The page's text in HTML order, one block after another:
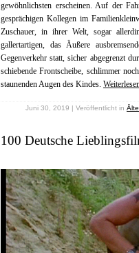
gewöhnlichsten erscheinen. Auf der
gesprächigen Kollegen im
Zuschauer, in ihrer Welt, sogar
gallertartigen, das Äußere
Gegenverkehr statt, sicher abgegrenzt
schiebende Frontscheibe, schlimmer
staunenden Augen des Kindes.
Juni 30, 2019 | Veröffentlicht in
100 Deutsche